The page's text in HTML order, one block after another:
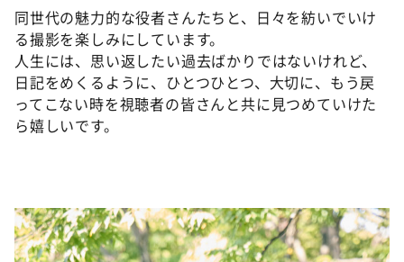
同世代の魅力的な役者さんたちと、日々を紡いでいけ
る撮影を楽しみにしています。
人生には、思い返したい過去ばかりではないけれど、
日記をめくるように、ひとつひとつ、大切に、もう戻
ってこない時を視聴者の皆さんと共に見つめていけた
ら嬉しいです。